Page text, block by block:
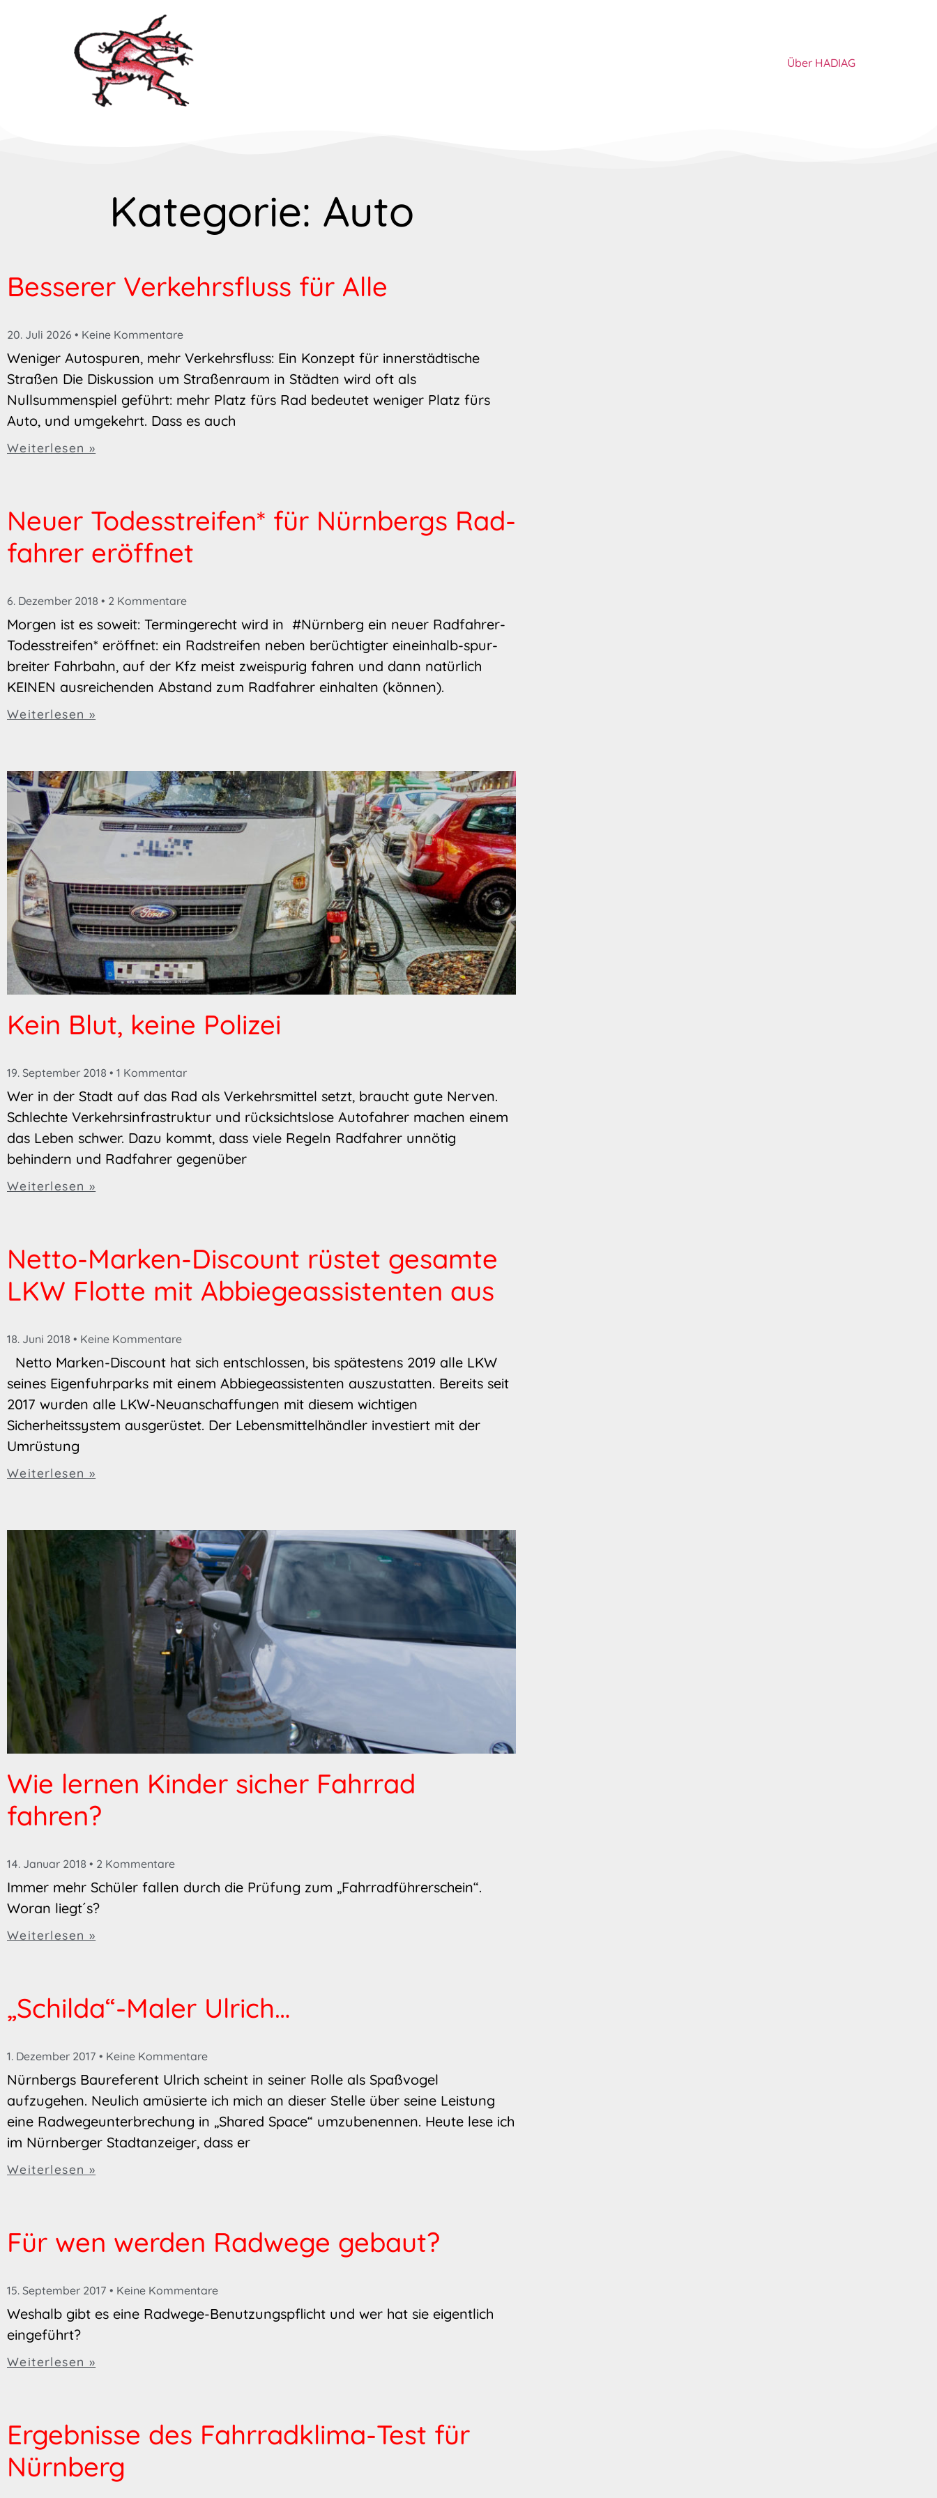
Über HADIAG
Kategorie: Auto
Besserer Verkehrsfluss für Alle
20. Juli 2026 Keine Kommentare
Weniger Autospuren, mehr Verkehrsfluss: Ein Konzept für innerstädtische
Straßen Die Diskussion um Straßenraum in Städten wird oft als
Nullsummenspiel geführt: mehr Platz fürs Rad bedeutet weniger Platz fürs
Auto, und umgekehrt. Dass es auch
Weiterlesen »
Neuer Todes­streifen* für Nürn­bergs Rad­
fahrer er­öf­fnet
6. Dezember 2018 2 Kommentare
Morgen ist es soweit: Termingerecht wird in #Nürnberg ein neuer Radfahrer-
Todesstreifen* eröffnet: ein Radstreifen neben berüchtigter eineinhalb-spur-
breiter Fahrbahn, auf der Kfz meist zweispurig fahren und dann natürlich
KEINEN ausreichenden Abstand zum Radfahrer einhalten (können).
Weiterlesen »
Kein Blut, keine Polizei
19. September 2018 1 Kommentar
Wer in der Stadt auf das Rad als Verkehrsmittel setzt, braucht gute Nerven.
Schlechte Verkehrsinfrastruktur und rücksichtslose Autofahrer machen einem
das Leben schwer. Dazu kommt, dass viele Regeln Radfahrer unnötig
behindern und Radfahrer gegenüber
Weiterlesen »
Netto-Marken-Discount rüstet gesamte
LKW Flotte mit Abbiegeassistenten aus
18. Juni 2018 Keine Kommentare
Netto Marken-Discount hat sich entschlossen, bis spätestens 2019 alle LKW
seines Eigenfuhrparks mit einem Abbiegeassistenten auszustatten. Bereits seit
2017 wurden alle LKW-Neuanschaffungen mit diesem wichtigen
Sicherheitssystem ausgerüstet. Der Lebensmittelhändler investiert mit der
Umrüstung
Weiterlesen »
Wie lernen Kinder sicher Fahrrad
fahren?
14. Januar 2018 2 Kommentare
Immer mehr Schüler fallen durch die Prüfung zum „Fahrradführerschein“.
Woran liegt´s?
Weiterlesen »
„Schilda“-Maler Ulrich…
1. Dezember 2017 Keine Kommentare
Nürnbergs Baureferent Ulrich scheint in seiner Rolle als Spaßvogel
aufzugehen. Neulich amüsierte ich mich an dieser Stelle über seine Leistung
eine Radwegeunterbrechung in „Shared Space“ umzubenennen. Heute lese ich
im Nürnberger Stadtanzeiger, dass er
Weiterlesen »
Für wen werden Radwege gebaut?
15. September 2017 Keine Kommentare
Weshalb gibt es eine Radwege-Benutzungspflicht und wer hat sie eigentlich
eingeführt?
Weiterlesen »
Ergebnisse des Fahrradklima-Test für
Nürnberg